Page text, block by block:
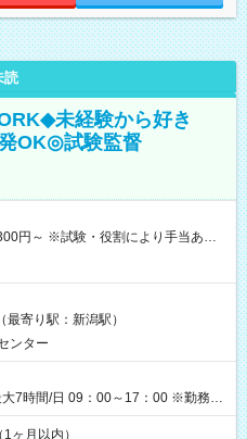
読
未経験から好き
OK◎試験監督
【即給（前払い）オプションあ
務から1週間ほどで給与の一部を受け
～17:30（休憩1時間） 時給1,300円
通費 ※当日の役割により時給＋100
～13:30（休憩なし） 時給1,300
＝日収8,400円＋交通費 【試用期
寄り駅：新潟駅）
ンター
7時間/日 09：00～17：00 ※勤務時
す。
ヶ月以内）